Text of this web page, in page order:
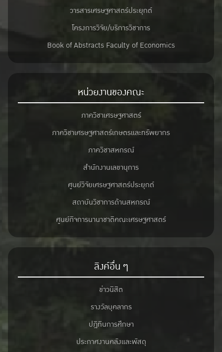
วารสารเศรษฐศาสตร์ประยุกต์
โครงการวิจัย/บริการวิชาการ
Book of Abstracts Faculty of Economics
หน่วยงานของคณะ
ภาควิชาเศรษฐศาสตร์
ภาควิชาเศรษฐศาสตร์เกษตรและทรัพยากร
ภาควิชาสหกรณ์
สำนักงานเลขานุการ
ศูนย์วิจัยเศรษฐศาสตร์ประยุกต์
สถาบันวิชาการด้านสหกรณ์
ศูนย์กิจการนานาชาติคณะเศรษฐศาสตร์
ลิงค์อื่น ๆ
ข่าวนิสิต
รางวัลบุคลากร
ปฎิทินการศึกษา
ประกาศงานคลังและพัสดุ